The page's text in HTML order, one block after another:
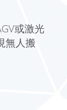
或激光
無人搬